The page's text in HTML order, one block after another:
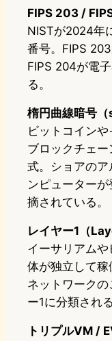
FIPS 203 /
NISTが2024年
番号。FIPS
FIPS 204が電
る。
楕円曲線暗号
ビットコイン
ブロックチェ
式。ショアのア
ンピューター
摘されている。
レイヤー1（
イーサリアム
体が独立して
ネットワーク
ー1に分類される
トリプルVM /